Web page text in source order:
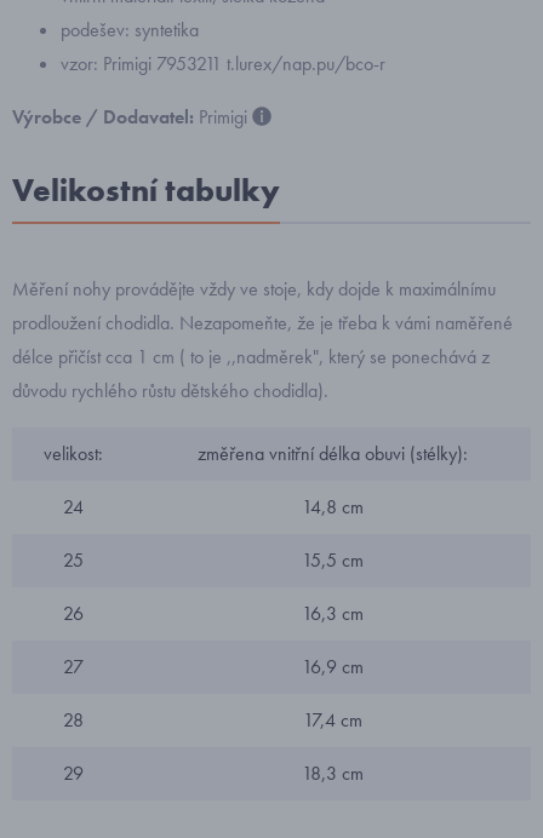
podešev: syntetika
vzor: Primigi 7953211 t.lurex/nap.pu/bco-r
Výrobce / Dodavatel: Primigi
Velikostní tabulky
Měření nohy provádějte vždy ve stoje, kdy dojde k maximálnímu
prodloužení chodidla. Nezapomeňte, že je třeba k vámi naměřené
délce přičíst cca 1 cm ( to je ,,nadměrek", který se ponechává z
důvodu rychlého růstu dětského chodidla).
velikost: změřena vnitřní délka obuvi (stélky):
24 14,8 cm
25 15,5 cm
26 16,3 cm
27 16,9 cm
28 17,4 cm
29 18,3 cm